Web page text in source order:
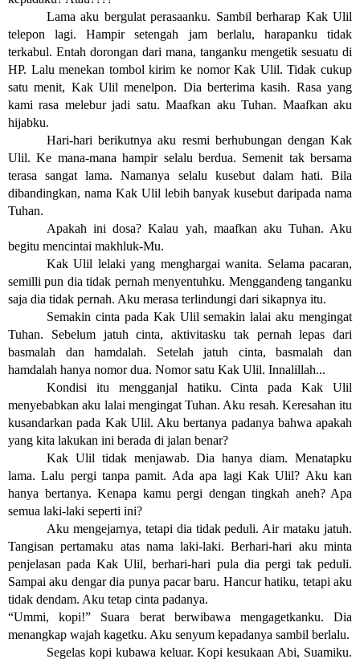
Lama aku bergulat perasaanku. Sambil berharap Kak Ulil
telepon lagi. Hampir setengah jam berlalu, harapanku tidak
terkabul. Entah dorongan dari mana, tanganku mengetik sesuatu di
HP. Lalu menekan tombol kirim ke nomor Kak Ulil. Tidak cukup
satu menit, Kak Ulil menelpon. Dia berterima kasih. Rasa yang
kami rasa melebur jadi satu. Maafkan aku Tuhan. Maafkan aku
hijabku.
Hari-hari berikutnya aku resmi berhubungan dengan Kak
Ulil. Ke mana-mana hampir selalu berdua. Semenit tak bersama
terasa sangat lama. Namanya selalu kusebut dalam hati. Bila
dibandingkan, nama Kak Ulil lebih banyak kusebut daripada nama
Tuhan.
Apakah ini dosa? Kalau yah, maafkan aku Tuhan. Aku
begitu mencintai makhluk-Mu.
Kak Ulil lelaki yang menghargai wanita. Selama pacaran,
semilli pun dia tidak pernah menyentuhku. Menggandeng tanganku
saja dia tidak pernah. Aku merasa terlindungi dari sikapnya itu.
Semakin cinta pada Kak Ulil semakin lalai aku mengingat
Tuhan. Sebelum jatuh cinta, aktivitasku tak pernah lepas dari
basmalah dan hamdalah. Setelah jatuh cinta, basmalah dan
hamdalah hanya nomor dua. Nomor satu Kak Ulil. Innalillah...
Kondisi itu mengganjal hatiku. Cinta pada Kak Ulil
menyebabkan aku lalai mengingat Tuhan. Aku resah. Keresahan itu
kusandarkan pada Kak Ulil. Aku bertanya padanya bahwa apakah
yang kita lakukan ini berada di jalan benar?
Kak Ulil tidak menjawab. Dia hanya diam. Menatapku
lama. Lalu pergi tanpa pamit. Ada apa lagi Kak Ulil? Aku kan
hanya bertanya. Kenapa kamu pergi dengan tingkah aneh? Apa
semua laki-laki seperti ini?
Aku mengejarnya, tetapi dia tidak peduli. Air mataku jatuh.
Tangisan pertamaku atas nama laki-laki. Berhari-hari aku minta
penjelasan pada Kak Ulil, berhari-hari pula dia pergi tak peduli.
Sampai aku dengar dia punya pacar baru. Hancur hatiku, tetapi aku
tidak dendam. Aku tetap cinta padanya.
“Ummi, kopi!” Suara berat berwibawa mengagetkanku. Dia
menangkap wajah kagetku. Aku senyum kepadanya sambil berlalu.
Segelas kopi kubawa keluar. Kopi kesukaan Abi, Suamiku.